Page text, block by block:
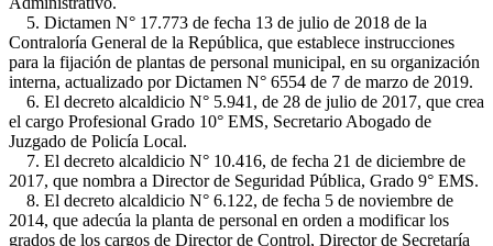
5. Dictamen N° 17.773 de fecha 13 de julio de 2018 de la
Contraloría General de la República, que establece instrucciones
para la fijación de plantas de personal municipal, en su organización
interna, actualizado por Dictamen N° 6554 de 7 de marzo de 2019.
6. El decreto alcaldicio N° 5.941, de 28 de julio de 2017, que crea
el cargo Profesional Grado 10° EMS, Secretario Abogado de
Juzgado de Policía Local.
7. El decreto alcaldicio N° 10.416, de fecha 21 de diciembre de
2017, que nombra a Director de Seguridad Pública, Grado 9° EMS.
8. El decreto alcaldicio N° 6.122, de fecha 5 de noviembre de
2014, que adecúa la planta de personal en orden a modificar los
grados de los cargos de Director de Control, Director de Secretaría